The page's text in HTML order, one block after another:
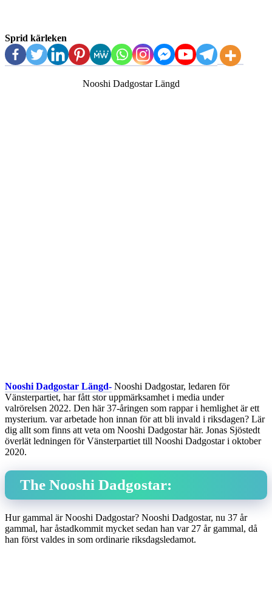
Sprid kärleken
Nooshi Dadgostar Längd
Nooshi Dadgostar Längd- Nooshi Dadgostar, ledaren för
Vänsterpartiet, har fått stor uppmärksamhet i media under
valrörelsen 2022. Den här 37-åringen som rappar i hemlighet är ett
mysterium. var arbetade hon innan för att bli invald i riksdagen? Lär
dig allt som finns att veta om Nooshi Dadgostar här. Jonas Sjöstedt
överlät ledningen för Vänsterpartiet till Nooshi Dadgostar i oktober
2020.
The Nooshi Dadgostar:
Hur gammal är Nooshi Dadgostar? Nooshi Dadgostar, nu 37 år
gammal, har åstadkommit mycket sedan han var 27 år gammal, då
han först valdes in som ordinarie riksdagsledamot.